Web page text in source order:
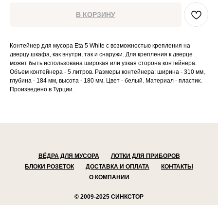
В КОРЗИНУ
Контейнер для мусора Eta 5 White с возможностью крепления на
дверцу шкафа, как внутри, так и снаружи. Для крепления к дверце
может быть использована широкая или узкая сторона контейнера.
Объем контейнера - 5 литров. Размеры контейнера: ширина - 310 мм,
глубина - 184 мм, высота - 180 мм. Цвет - белый. Материал - пластик.
Произведено в Турции.
ВЁДРА ДЛЯ МУСОРА
ЛОТКИ ДЛЯ ПРИБОРОВ
БЛОКИ РОЗЕТОК
ДОСТАВКА И ОПЛАТА
КОНТАКТЫ
О КОМПАНИИ
© 2009-2025 СИНКСТОР